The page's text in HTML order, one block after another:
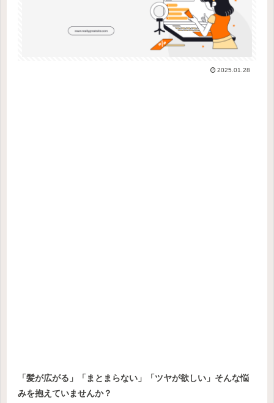
2025.01.28
「髪が広がる」「まとまらない」「ツヤが欲しい」そんな悩
みを抱えていませんか？